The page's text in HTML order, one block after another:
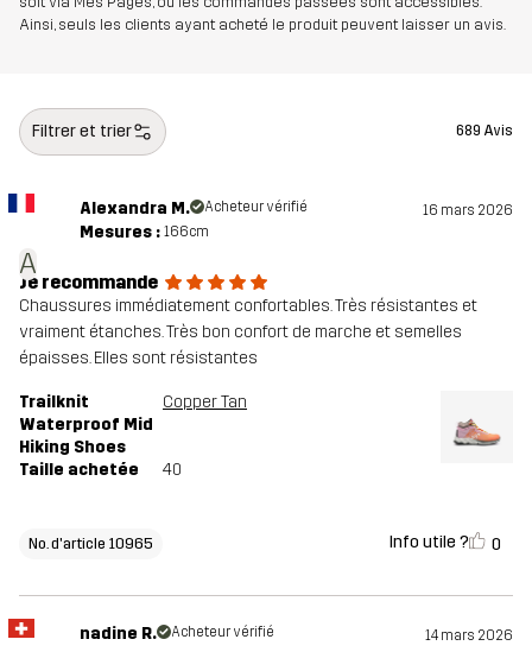
semelle
100% Ethylene-vinyl Acetate
semelle
extérieure
100% Caoutchouc
Conçu pour RANDONNÉE POUR TOUTE L'ANNÉE
d'article
Ainsi, seuls les clients ayant acheté le produit peuvent laisser un avis.
Filtrer et trier 689 Avis
A
Alexandra M. Acheteur vérifié 16 mars 2026
Mesures : 166cm
Je recommande
Chaussures immédiatement confortables. Très résistantes et
vraiment étanches. Très bon confort de marche et semelles
épaisses. Elles sont résistantes
Trailknit
Waterproof Mid
Hiking Shoes
Copper Tan
Taille achetée 40
No. d'article 10965 Info utile ? 0
nadine R. Acheteur vérifié 14 mars 2026